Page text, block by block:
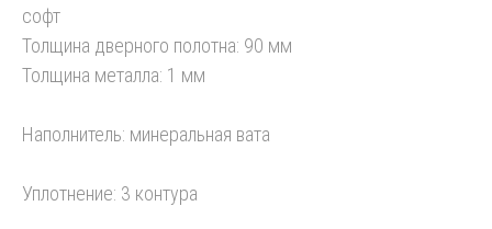
софт
Толщина дверного полотна: 90 мм
Толщина металла: 1 мм
Наполнитель: минеральная вата
Уплотнение: 3 контура